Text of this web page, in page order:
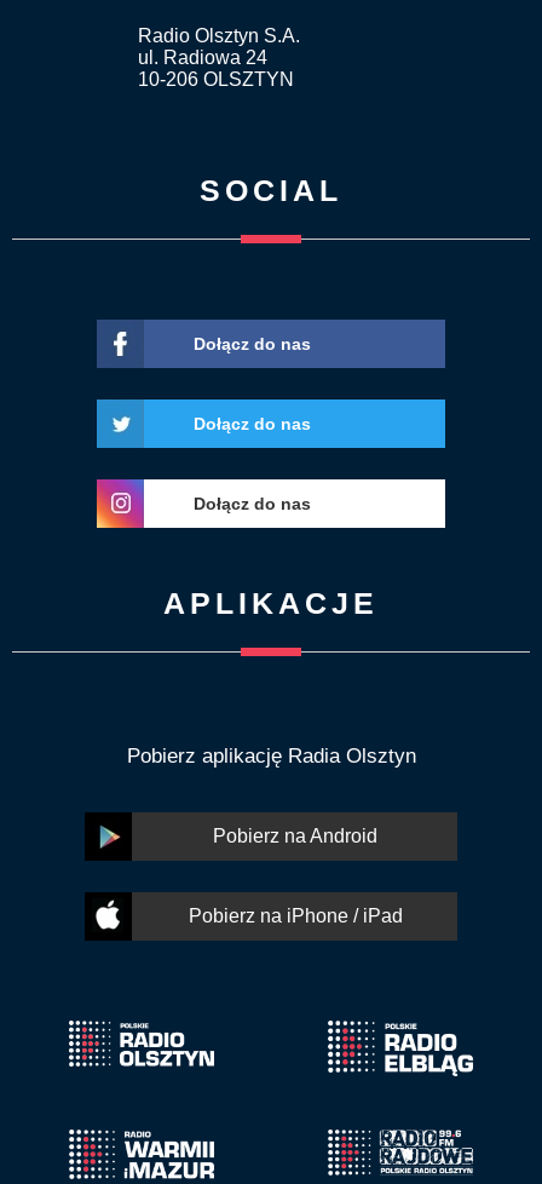
Radio Olsztyn S.A.
ul. Radiowa 24
10-206 OLSZTYN
SOCIAL
Dołącz do nas
Dołącz do nas
Dołącz do nas
APLIKACJE
Pobierz aplikację Radia Olsztyn
Pobierz na Android
Pobierz na iPhone / iPad